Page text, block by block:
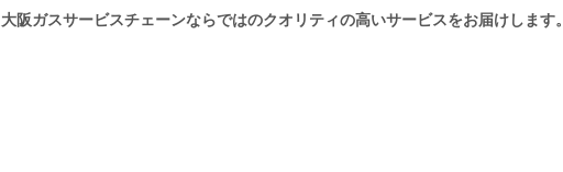
大阪ガスサービスチェーンならではのクオリティの高いサービスをお届けします。